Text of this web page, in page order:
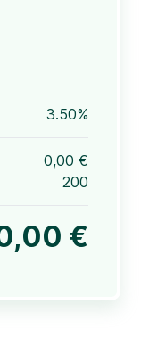
3.50%
0,00 €
200
€